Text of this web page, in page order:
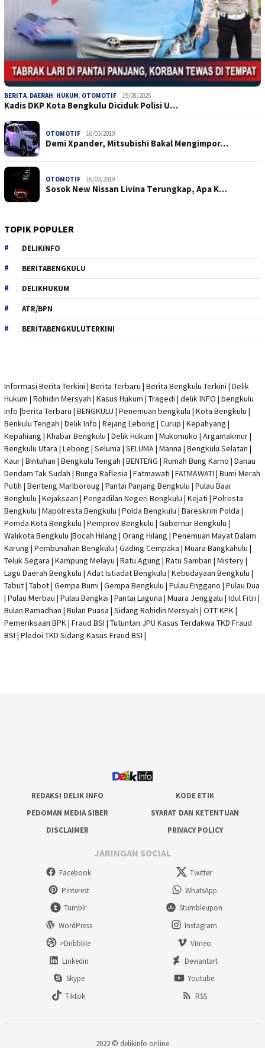
BERITA DAERAH HUKUM OTOMOTIF 19/08/2025
Kadis DKP Kota Bengkulu Diciduk Polisi U…
OTOMOTIF 16/03/2019
Demi Xpander, Mitsubishi Bakal Mengimpor…
OTOMOTIF 16/03/2019
Sosok New Nissan Livina Terungkap, Apa K…
TOPIK POPULER
DELIKINFO
BERITABENGKULU
DELIKHUKUM
ATR/BPN
BERITABENGKULUTERKINI
Informasi Berita Terkini | Berita Terbaru | Berita Bengkulu Terkini | Delik
Hukum | Rohidin Mersyah | Kasus Hukum | Tragedi | delik INFO | bengkulu
info |berita Terbaru | BENGKULU | Penemuan bengkulu | Kota Bengkulu |
Benkulu Tengah | Delik Info | Rejang Lebong | Curup | Kepahyang |
Kepahiang | Khabar Bengkulu | Delik Hukum | Mukomuko | Argamakmur |
Bengkulu Utara | Lebong | Seluma | SELUMA | Manna | Bengkulu Selatan |
Kaur | Bintuhan | Bengkulu Tengah | BENTENG | Rumah Bung Karno | Danau
Dendam Tak Sudah | Bunga Raflesia | Fatmawati | FATMAWATI | Bumi Merah
Putih | Benteng Marlboroug | Pantai Panjang Bengkulu | Pulau Baai
Bengkulu | Kejaksaan | Pengadilan Negeri Bengkulu | Kejati | Polresta
Bengkulu | Mapolresta Bengkulu | Polda Bengkulu | Bareskrim Polda |
Pemda Kota Bengkulu | Pemprov Bengkulu | Gubernur Bengkulu |
Walikota Bengkulu |Bocah Hilang | Orang Hilang | Penemuan Mayat Dalam
Karung | Pembunuhan Bengkulu | Gading Cempaka | Muara Bangkahulu |
Teluk Segara | Kampung Melayu | Ratu Agung | Ratu Samban | Mistery |
Lagu Daerah Bengkulu | Adat Istiadat Bengkulu | Kebudayaan Bengkulu |
Tabut | Tabot | Gempa Bumi | Gempa Bengkulu | Pulau Enggano | Pulau Dua
| Pulau Merbau | Pulau Bangkai | Pantai Laguna | Muara Jenggalu | Idul Fitri |
Bulan Ramadhan | Bulan Puasa | Sidang Rohidin Mersyah | OTT KPK|
Pemeriksaan BPK | Fraud BSI | Tutuntan JPU Kasus Terdakwa TKD Fraud
BSI | Pledoi TKD Sidang Kasus Fraud BSI |
REDAKSI DELIK INFO
KODE ETIK
PEDOMAN MEDIA SIBER
SYARAT DAN KETENTUAN
DISCLAIMER
PRIVACY POLICY
JARINGAN SOCIAL
Facebook
Twitter
Pinterest
WhatsApp
Tumblr
Stumbleupon
WordPress
Instagram
>Dribbble
Vimeo
Linkedin
Deviantart
Skype
Youtube
Tiktok
RSS
2022 © delikinfo online